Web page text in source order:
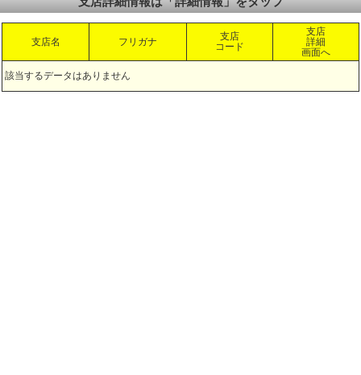
支店名 フリガナ
支店
コード
支店
詳細
画面へ
該当するデータはありません